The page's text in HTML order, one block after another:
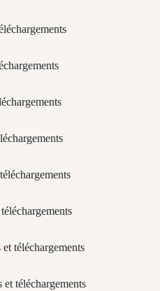
téléchargements
téléchargements